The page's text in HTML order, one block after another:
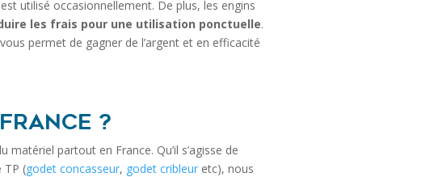
utilisé occasionnellement. De plus, les engins
les frais pour une utilisation ponctuelle.
permet de gagner de l’argent et en efficacité
?
partout en France. Qu’il s’agisse de
TP (godet concasseur, godet cribleuretc), nous